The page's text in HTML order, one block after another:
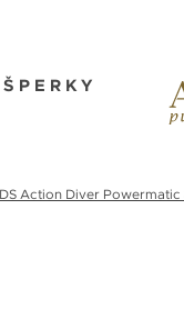
ŠPERKY
DS Action Diver Powermatic